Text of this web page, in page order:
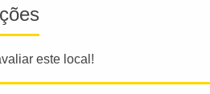
este local!